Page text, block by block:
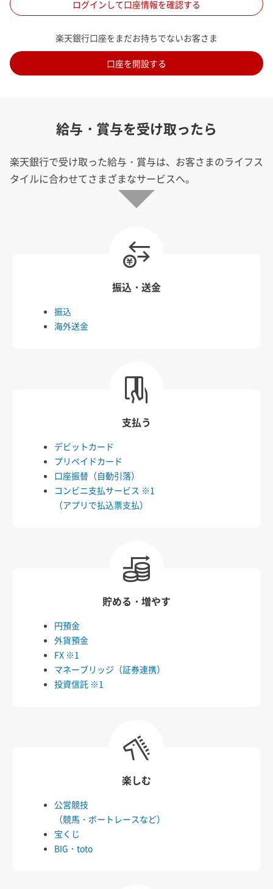
ログインして口座情報を確認する
楽天銀行口座をまだお持ちでないお客さま
口座を開設する
給与・賞与を受け取ったら
楽天銀行で受け取った給与・賞与は、お客さまのライフス
タイルに合わせてさまざまなサービスへ。
振込・送金
振込
海外送金
支払う
デビットカード
プリペイドカード
口座振替（自動引落）
コンビニ支払サービス ※1
（アプリで払込票支払）
貯める・増やす
円預金
外貨預金
FX ※1
マネーブリッジ（証券連携）
投資信託 ※1
楽しむ
公営競技
（競馬・ボートレースなど）
宝くじ
BIG・toto